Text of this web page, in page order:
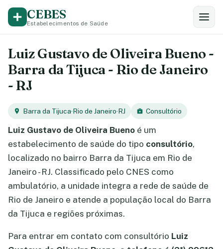
CEBES
Estabelecimentos de Saúde
Luiz Gustavo de Oliveira Bueno -
Barra da Tijuca - Rio de Janeiro
- RJ
Barra da Tijuca·Rio de Janeiro·RJ Consultório
Luiz Gustavo de Oliveira Bueno é um
estabelecimento de saúde do tipo consultório,
localizado no bairro Barra da Tijuca em Rio de
Janeiro - RJ. Classificado pelo CNES como
ambulatório, a unidade integra a rede de saúde de
Rio de Janeiro e atende a população local do Barra
da Tijuca e regiões próximas.
Para entrar em contato com consultório Luiz